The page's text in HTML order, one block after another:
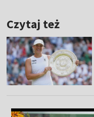
Czytaj też